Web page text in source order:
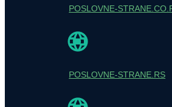
POSLOVNE-
POSLOVNE-STRANE.RS